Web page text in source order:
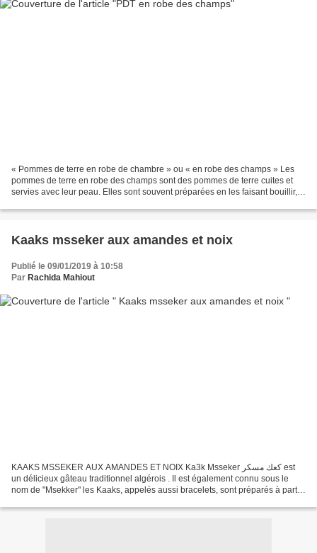
« Pommes de terre en robe de chambre » ou « en robe des champs » Les
pommes de terre en robe des champs sont des pommes de terre cuites et
servies avec leur peau. Elles sont souvent préparées en les faisant bouillir,
Kaaks msseker aux amandes et noix
Publié le 09/01/2019 à 10:58
Par Rachida Mahiout
KAAKS MSSEKER AUX AMANDES ET NOIX Ka3k Msseker كعك مسكر est
un délicieux gâteau traditionnel algérois . Il est également connu sous le
nom de "Msekker" les Kaaks, appelés aussi bracelets, sont préparés à partir